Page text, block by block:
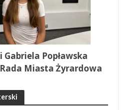
Popławska
Miasta Żyrardowa